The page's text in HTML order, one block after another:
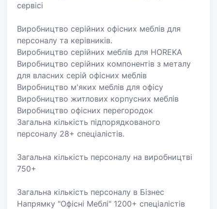
сервісі
Виробництво серійних офісних меблів для
персоналу та керівників.
Виробництво серійних меблів для HOREKA
Виробництво серійних компонентів з металу
для власних серій офісних меблів
Виробництво м'яких меблів для офісу
Виробництво житлових корпусних меблів
Виробництво офісних перегородок
Загальна кількість підпорядкованого
персоналу 28+ спеціалістів.
Загальна кількість персоналу на виробництві
750+
Загальна кількість персоналу в Бізнес
Напрямку "Офісні Меблі" 1200+ спеціалістів